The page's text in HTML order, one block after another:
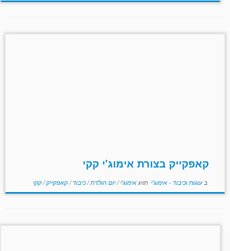
קאפקייק בצורת אימוג'י קקי
ב עוגות וכיבוד - אימוג'י תויגאימוג'י/יום הולדת/כיבוד/קאפקייק/קקי